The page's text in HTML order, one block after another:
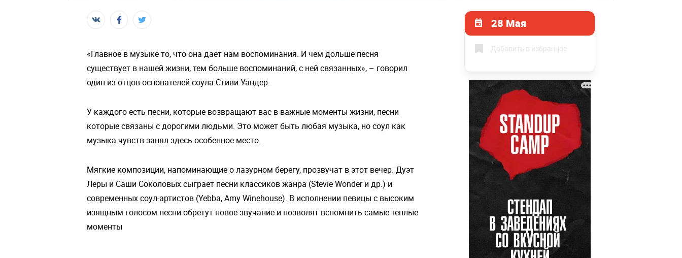
28 Мая
Добавить в избранное
«Главное в музыке то, что она даёт нам воспоминания. И чем дольше песня
существует в нашей жизни, тем больше воспоминаний, с ней связанных», – говорил
один из отцов основателей соула Стиви Уандер.
У каждого есть песни, которые возвращают вас в важные моменты жизни, песни
которые связаны с дорогими людьми. Это может быть любая музыка, но соул как
музыка чувств занял здесь особенное место.
Мягкие композиции, напоминающие о лазурном берегу, прозвучат в этот вечер. Дуэт
Леры и Саши Соколовых сыграет песни классиков жанра (Stevie Wonder и др.) и
современных соул-артистов (Yebba, Amy Winehouse). В исполнении певицы с высоким
изящным голосом песни обретут новое звучание и позволят вспомнить самые теплые
моменты